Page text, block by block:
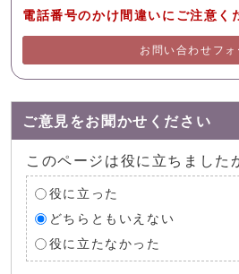
電話番号のかけ間違いにご注意く
お問い合わせフォ
ご意見をお聞かせください
このページは役に立ちました
役に立った
どちらともいえない
役に立たなかった